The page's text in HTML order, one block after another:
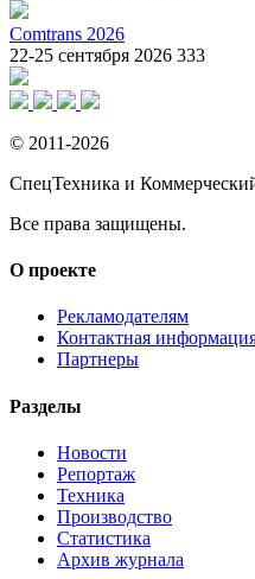
Comtrans 2026
22-25 сентября 2026 333
© 2011-2026
СпецТехника и
Все права защищены.
О проекте
Рекламодателям
Контактная
Партнеры
Разделы
Новости
Репортаж
Техника
Производство
Статистика
Архив журнала